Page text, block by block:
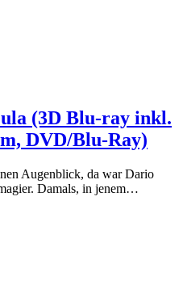
(3D Blu-ray inkl.
DVD/Blu-Ray)
Augenblick, da war Dario
Damals, in jenem…